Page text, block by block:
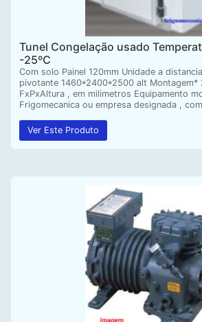
Tunel Congelação usado
-25ºC
Com solo Painel 120mm Unidade a
pivotante 1460*2400*2500 alt Montagem*
FxPxAltura , em milimetros Equipamento
Frigomecanica ou empresa designada ,
Ver Este Produto